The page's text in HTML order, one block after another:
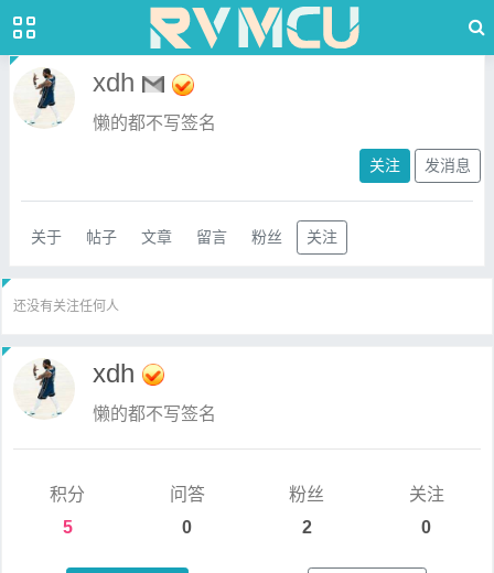
xdh
懒的都不写签名
关注 发消息
关于 帖子 文章 留言 粉丝 关注
还没有关注任何人
xdh
懒的都不写签名
积分
5
问答
0
粉丝
2
关注
0